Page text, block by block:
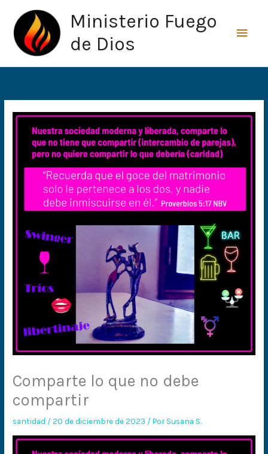
contenido
Ministerio Fuego
de Dios
Comparte lo que no debe
compartir
santidad /20 de diciembre de 2023 / PorSusana S.